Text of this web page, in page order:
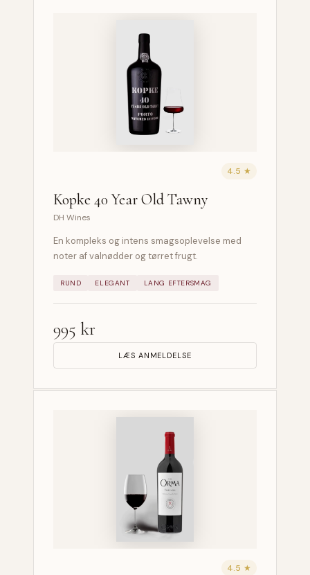
4.5 ★
Kopke 40 Year Old Tawny
DH Wines
En kompleks og intens smagsoplevelse med
noter af valnødder og tørret frugt.
RUND ELEGANT LANG EFTERSMAG
995 kr
LÆS ANMELDELSE
4.5 ★